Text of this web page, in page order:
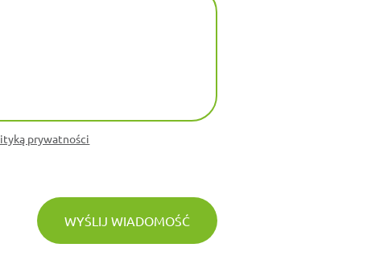
prywatności
WYŚLIJ WIADOMOŚĆ